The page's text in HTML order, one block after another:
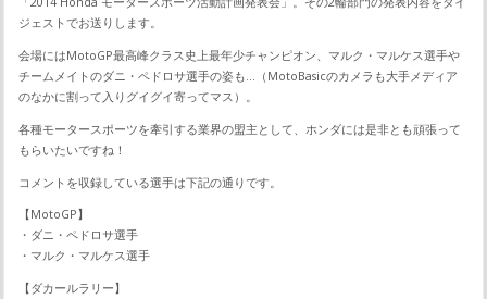
ジェストでお送りします。
会場にはMotoGP最高峰クラス史上最年少チャンピオン、マルク・マルケス選手や
チームメイトのダニ・ペドロサ選手の姿も…（MotoBasicのカメラも大手メディア
のなかに割って入りグイグイ寄ってマス）。
各種モータースポーツを牽引する業界の盟主として、ホンダには是非とも頑張って
もらいたいですね！
コメントを収録している選手は下記の通りです。
【MotoGP】
・ダニ・ペドロサ選手
・マルク・マルケス選手
【ダカールラリー】